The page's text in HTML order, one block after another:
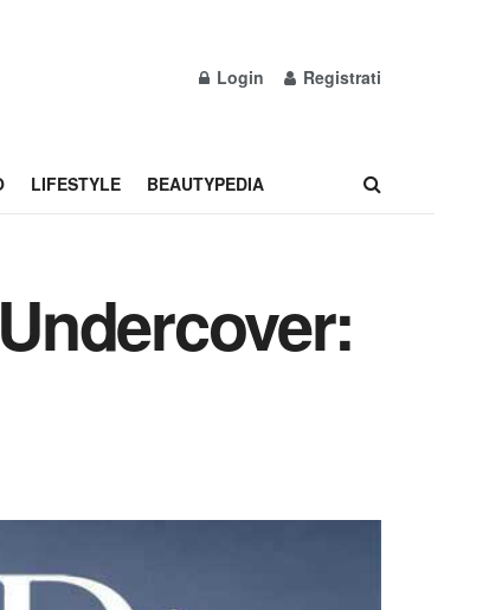
Login Registrati
LIFESTYLE BEAUTYPEDIA